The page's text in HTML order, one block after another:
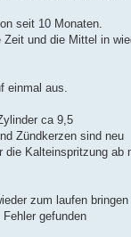
seit 10 Monaten.
Zeit und die Mittel in
einmal aus.
ca 9,5
Zündkerzen sind neu
die Kalteinspritzung ab
zum laufen bringen
gefunden